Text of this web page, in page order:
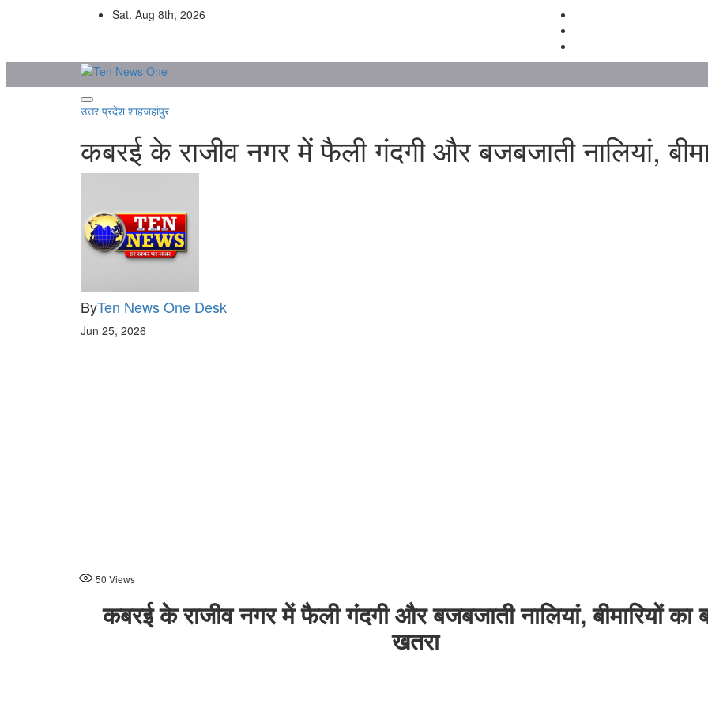
Sat. Aug 8th, 2026
उत्तर प्रदेश शाहजहांपुर
कबरई के राजीव नगर में फैली गंदगी और बजबजाती नालियां,
ByTen News One Desk
Jun 25, 2026
50 Views
कबरई के राजीव नगर में फैली गंदगी और बजबजाती नालियां, बीमारियों का
खतरा